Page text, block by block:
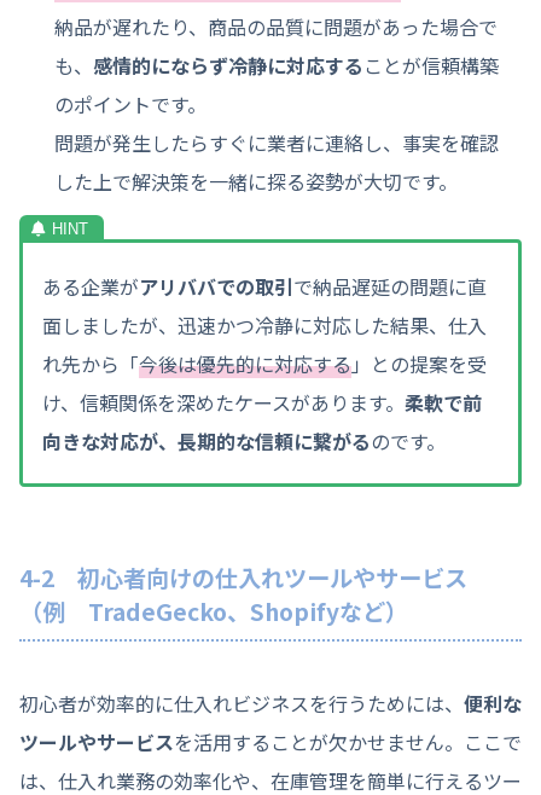
納品が遅れたり、商品の品質に問題があった場合で
も、 感情的にならず冷静に対応する ことが信頼構築
のポイントです。
問題が発生したらすぐに業者に連絡し、事実を確認
した上で解決策を一緒に探る姿勢が大切です。
ある企業がアリババでの取引で納品遅延の問題に直
面しましたが、迅速かつ冷静に対応した結果、仕入
れ先から「今後は優先的に対応する」との提案を受
け、信頼関係を深めたケースがあります。 柔軟で前
向きな対応が、長期的な信頼に繋がるのです。
4-2 初心者向けの仕入れツールやサービス
（例 TradeGecko、Shopifyなど）
初心者が効率的に仕入れビジネスを行うためには、 便利な
ツールやサービスを活用することが欠かせません。ここで
は、仕入れ業務の効率化や、在庫管理を簡単に行えるツー